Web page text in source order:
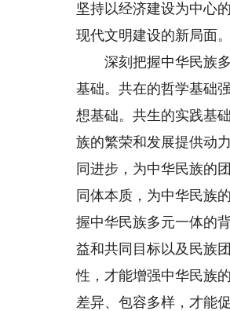
坚持以经济建设为中心
现代文明建设的新局面。
深刻把握中华民族多
基础。共在的哲学基础
想基础。共生的实践基
族的繁荣和发展提供动
同进步，为中华民族的
同体本质，为中华民族
握中华民族多元一体的
益和共同目标以及民族
性，才能增强中华民族
差异、包容多样，才能